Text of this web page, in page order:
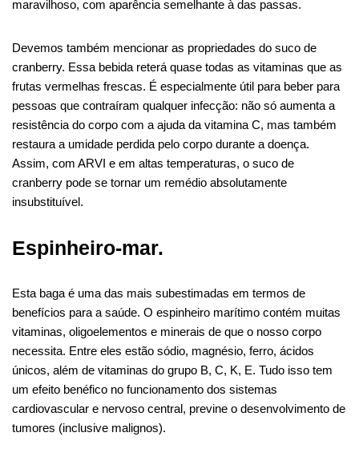
maravilhoso, com aparência semelhante à das passas.
Devemos também mencionar as propriedades do suco de
cranberry. Essa bebida reterá quase todas as vitaminas que as
frutas vermelhas frescas. É especialmente útil para beber para
pessoas que contraíram qualquer infecção: não só aumenta a
resistência do corpo com a ajuda da vitamina C, mas também
restaura a umidade perdida pelo corpo durante a doença.
Assim, com ARVI e em altas temperaturas, o suco de
cranberry pode se tornar um remédio absolutamente
insubstituível.
Espinheiro-mar.
Esta baga é uma das mais subestimadas em termos de
benefícios para a saúde. O espinheiro marítimo contém muitas
vitaminas, oligoelementos e minerais de que o nosso corpo
necessita. Entre eles estão sódio, magnésio, ferro, ácidos
únicos, além de vitaminas do grupo B, C, K, E. Tudo isso tem
um efeito benéfico no funcionamento dos sistemas
cardiovascular e nervoso central, previne o desenvolvimento de
tumores (inclusive malignos).